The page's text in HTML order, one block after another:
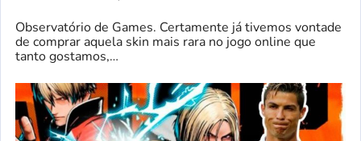
Observatório de Games. Certamente já tivemos vontade
de comprar aquela skin mais rara no jogo online que
tanto gostamos,…